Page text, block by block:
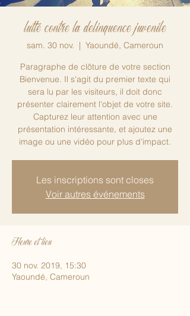
lutte contre la delinquence juvenile
sam. 30 nov.
  |
Yaoundé, Cameroun
Paragraphe de clôture de votre section
Bienvenue. Il s'agit du premier texte qui
sera lu par les visiteurs, il doit donc
présenter clairement l'objet de votre site.
Capturez leur attention avec une
présentation intéressante, et ajoutez une
image ou une vidéo pour plus d'impact.
Les inscriptions sont closes
Voir autres événements
Heure et lieu
30 nov. 2019, 15:30
Yaoundé, Cameroun